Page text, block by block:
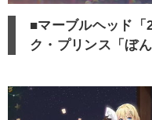
■マーブルヘッド「
ク・プリンス「ぼ